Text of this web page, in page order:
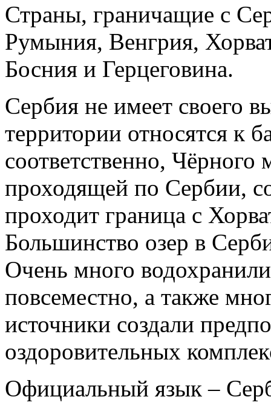
Страны, граничащие с
Румыния, Венгрия,
Босния и Герцеговина.
Сербия не имеет своего
территории относятся к
соответственно,
проходящей по Сербии,
проходит граница с
Большинство озер в
Очень много
повсеместно, а также
источники создали
оздоровительных
Официальный язык –